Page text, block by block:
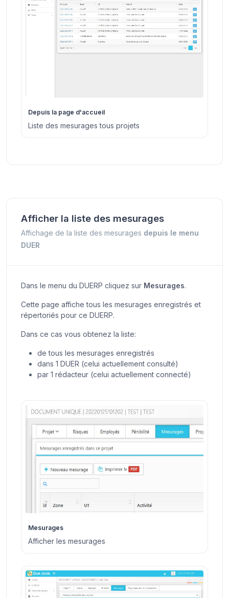
Depuis la page d'accueil
Liste des mesurages tous projets
Afficher la liste des mesurages
Affichage de la liste des mesurages depuis le menu
DUER
Dans le menu du DUERP cliquez sur Mesurages.
Cette page affiche tous les mesurages enregistrés et
répertoriés pour ce DUERP.
Dans ce cas vous obtenez la liste:
de tous les mesurages enregistrés
dans 1 DUER (celui actuellement consulté)
par 1 rédacteur (celui actuellement connecté)
Mesurages
Afficher les mesurages